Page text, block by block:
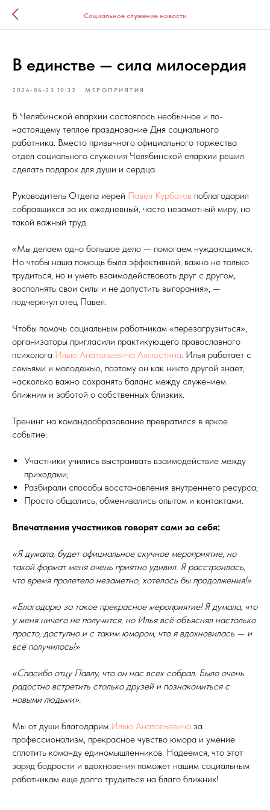
Социальное служение новости
В единстве — сила милосердия
2026-06-23 10:32 МЕРОПРИЯТИЯ
В Челябинской епархии состоялось необычное и по-
настоящему теплое празднование Дня социального
работника. Вместо привычного официального торжества
отдел социального служения Челябинской епархии решил
сделать подарок для души и сердца.
Руководитель Отдела иерей Павел Курбатов поблагодарил
собравшихся за их ежедневный, часто незаметный миру, но
такой важный труд.
«Мы делаем одно большое дело — помогаем нуждающимся.
Но чтобы наша помощь была эффективной, важно не только
трудиться, но и уметь взаимодействовать друг с другом,
восполнять свои силы и не допустить выгорания», —
подчеркнул отец Павел.
Чтобы помочь социальным работникам «перезагрузиться»,
организаторы пригласили практикующего православного
психолога Илью Анатольевича Ахлюстина. Илья работает с
семьями и молодежью, поэтому он как никто другой знает,
насколько важно сохранять баланс между служением
ближним и заботой о собственных близких.
Тренинг на командообразование превратился в яркое
событие:
Участники учились выстраивать взаимодействие между
приходами;
Разбирали способы восстановления внутреннего ресурса;
Просто общались, обменивались опытом и контактами.
Впечатления участников говорят сами за себя:
«Я думала, будет официальное скучное мероприятие, но
такой формат меня очень приятно удивил. Я расстроилась,
что время пролетело незаметно, хотелось бы продолжения!»
«Благодарю за такое прекрасное мероприятие! Я думала, что
у меня ничего не получится, но Илья всё объяснял настолько
просто, доступно и с таким юмором, что я вдохновилась — и
всё получилось!»
«Спасибо отцу Павлу, что он нас всех собрал. Было очень
радостно встретить столько друзей и познакомиться с
новыми людьми».
Мы от души благодарим Илью Анатольевича за
профессионализм, прекрасное чувство юмора и умение
сплотить команду единомышленников. Надеемся, что этот
заряд бодрости и вдохновения поможет нашим социальным
работникам еще долго трудиться на благо ближних!